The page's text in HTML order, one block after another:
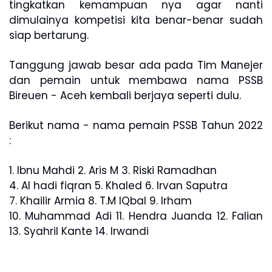
tingkatkan kemampuan nya agar nanti
dimulainya kompetisi kita benar-benar sudah
siap bertarung.
Tanggung jawab besar ada pada Tim Manejer
dan pemain untuk membawa nama PSSB
Bireuen - Aceh kembali berjaya seperti dulu.
Berikut nama - nama pemain PSSB Tahun 2022
:
1. Ibnu Mahdi 2. Aris M 3. Riski Ramadhan
4. Al hadi fiqran 5. Khaled 6. Irvan Saputra
7. Khailir Armia 8. T.M IQbal 9. Irham
10. Muhammad Adi 11. Hendra Juanda 12. Falian
13. Syahril Kante 14. Irwandi